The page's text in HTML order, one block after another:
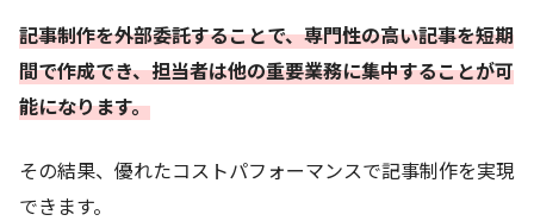
記事制作を外部委託することで、専門性の高い記事を短期
間で作成でき、担当者は他の重要業務に集中することが可
能になります。
その結果、優れたコストパフォーマンスで記事制作を実現
できます。